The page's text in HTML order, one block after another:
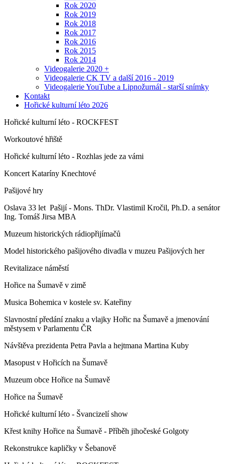
Rok 2020
Rok 2019
Rok 2018
Rok 2017
Rok 2016
Rok 2015
Rok 2014
Videogalerie 2020 +
Videogalerie CK TV a další 2016 - 2019
Videogalerie YouTube a Lipnožurnál - starší snímky
Kontakt
Hořické kulturní léto 2026
Hořické kulturní léto - ROCKFEST
Workoutové hřiště
Hořické kulturní léto - Rozhlas jede za vámi
Koncert Kataríny Knechtové
Pašijové hry
Oslava 33 let Pašijí - Mons. ThDr. Vlastimil Kročil, Ph.D. a senátor
Ing. Tomáš Jirsa MBA
Muzeum historických rádiopřijímačů
Model historického pašijového divadla v muzeu Pašijových her
Revitalizace náměstí
Hořice na Šumavě v zimě
Musica Bohemica v kostele sv. Kateřiny
Slavnostní předání znaku a vlajky Hořic na Šumavě a jmenování
městysem v Parlamentu ČR
Návštěva prezidenta Petra Pavla a hejtmana Martina Kuby
Masopust v Hořicích na Šumavě
Muzeum obce Hořice na Šumavě
Hořice na Šumavě
Hořické kulturní léto - Švancizelí show
Křest knihy Hořice na Šumavě - Příběh jihočeské Golgoty
Rekonstrukce kapličky v Šebanově